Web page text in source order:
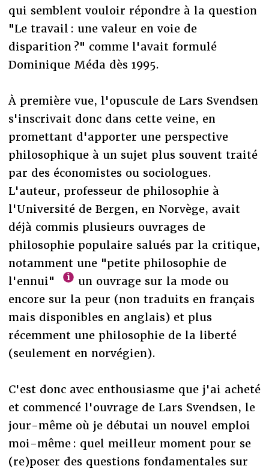
qui semblent vouloir répondre à la question
"Le travail : une valeur en voie de
disparition ?" comme l'avait formulé
Dominique Méda dès 1995.
À première vue, l'opuscule de Lars Svendsen
s'inscrivait donc dans cette veine, en
promettant d'apporter une perspective
philosophique à un sujet plus souvent traité
par des économistes ou sociologues.
L'auteur, professeur de philosophie à
l'Université de Bergen, en Norvège, avait
déjà commis plusieurs ouvrages de
philosophie populaire salués par la critique,
notamment une "petite philosophie de
l'ennui"
un ouvrage sur la mode ou
encore sur la peur (non traduits en français
mais disponibles en anglais) et plus
récemment une philosophie de la liberté
(seulement en norvégien).
C'est donc avec enthousiasme que j'ai acheté
et commencé l'ouvrage de Lars Svendsen, le
jour-même où je débutai un nouvel emploi
moi-même : quel meilleur moment pour se
(re)poser des questions fondamentales sur